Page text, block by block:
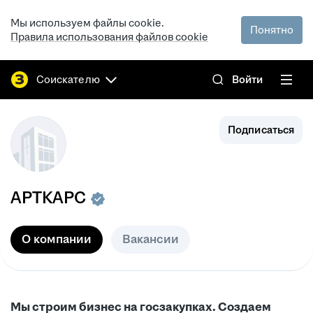
Мы используем файлы cookie.
Правила использования файлов cookie
Понятно
Соискателю Войти
Подписаться
АРТКАРС
О компании Вакансии
Мы строим бизнес на госзакупках. Создаем